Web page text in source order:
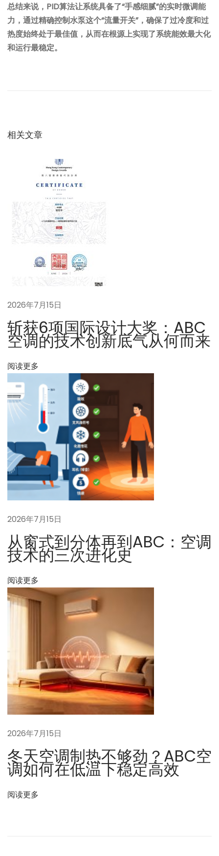
总结来说，PID算法让系统具备了“手感细腻”的实时微调能
力，通过精确控制水泵这个“流量开关”，确保了过冷度和过
热度始终处于最佳值，从而在根源上实现了系统能效最大化
和运行最稳定。
导
：
：
如
何
调
节
篇
文
：
问
0
4
：
冷
媒
流
向
何
切
换
？
通
阀
的
作
是
什
相关文章
2026年7月15日
斩获6项国际设计大奖：ABC
空调的技术创新底气从何而来
阅读更多
2026年7月15日
从窗式到分体再到ABC：空调
技术的三次进化史
阅读更多
2026年7月15日
冬天空调制热不够劲？ABC空
调如何在低温下稳定高效
阅读更多